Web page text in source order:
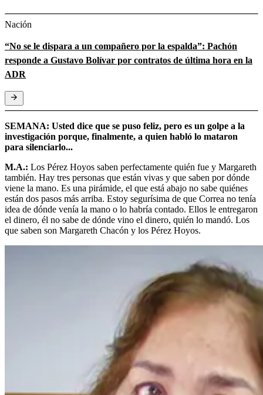
Nación
“No se le dispara a un compañero por la espalda”: Pachón
responde a Gustavo Bolívar por contratos de última hora en la
ADR
SEMANA: Usted dice que se puso feliz, pero es un golpe a la
investigación porque, finalmente, a quien habló lo mataron
para silenciarlo...
M.A.: Los Pérez Hoyos saben perfectamente quién fue y Margareth
también. Hay tres personas que están vivas y que saben por dónde
viene la mano. Es una pirámide, el que está abajo no sabe quiénes
están dos pasos más arriba. Estoy segurísima de que Correa no tenía
idea de dónde venía la mano o lo habría contado. Ellos le entregaron
el dinero, él no sabe de dónde vino el dinero, quién lo mandó. Los
que saben son Margareth Chacón y los Pérez Hoyos.